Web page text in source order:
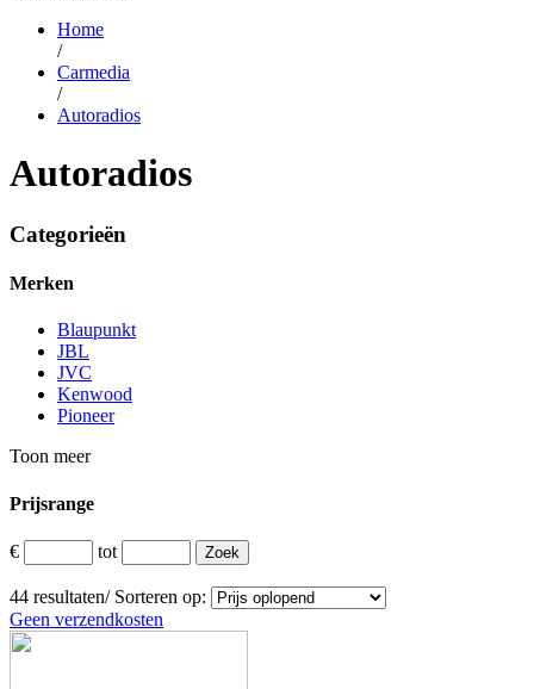
Home
/
Carmedia
/
Autoradios
Autoradios
Categorieën
Merken
Blaupunkt
JBL
JVC
Kenwood
Pioneer
Toon meer
Prijsrange
€ tot
44 resultaten/Sorteren op:
Geen verzendkosten